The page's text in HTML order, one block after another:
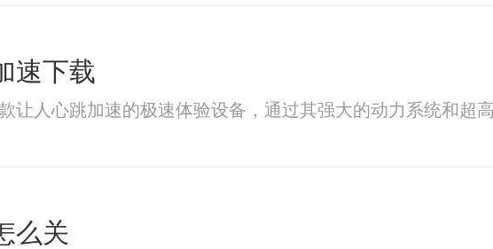
速下载
让人心跳加速的极速体验设备，通过其强大的动力系统和超
么关